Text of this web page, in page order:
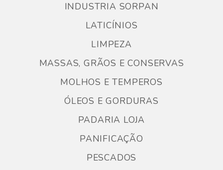
INDUSTRIA SORPAN
LATICÍNIOS
LIMPEZA
MASSAS, GRÃOS E CONSERVAS
MOLHOS E TEMPEROS
ÓLEOS E GORDURAS
PADARIA LOJA
PANIFICAÇÃO
PESCADOS